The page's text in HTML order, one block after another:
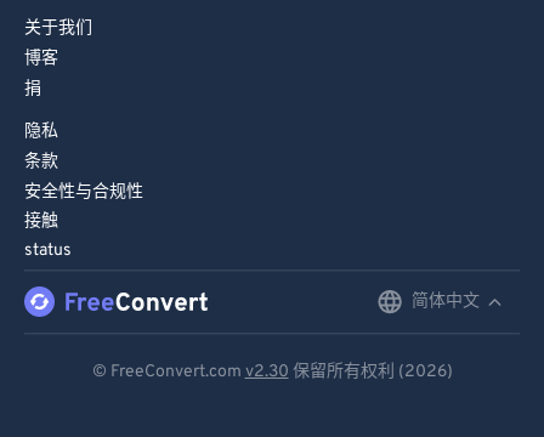
关于我们
博客
捐
隐私
条款
安全性与合规性
接触
status
简体中文
© FreeConvert.com v2.30 保留所有权利 (2026)